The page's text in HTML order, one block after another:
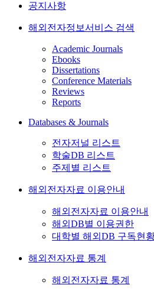
공지사항
해외전자정보서비스 검색
Academic Journals
Ebooks
Dissertations
Conference Materials
Reviews
Reports
Databases & Journals
전자저널 리스트
학술DB 리스트
주제별 리스트
해외전자자료 이용안내
해외전자자료 이용안내
해외DB별 이용권한
대학별 해외DB 구독현
해외전자자료 통계
해외전자자료 통계